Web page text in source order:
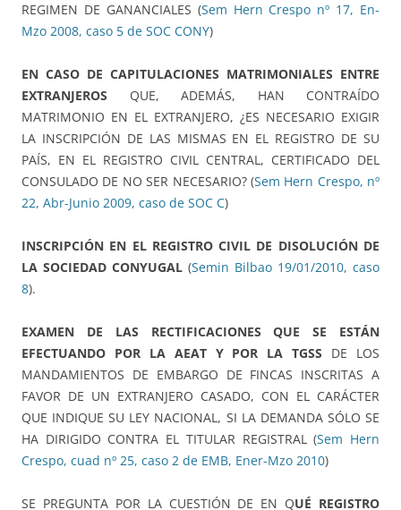
REGIMEN DE GANANCIALES (Sem Hern Crespo nº 17, En-
Mzo 2008, caso 5 de SOC CONY)
EN CASO DE CAPITULACIONES MATRIMONIALES ENTRE
EXTRANJEROS QUE, ADEMÁS, HAN CONTRAÍDO
MATRIMONIO EN EL EXTRANJERO, ¿ES NECESARIO EXIGIR
LA INSCRIPCIÓN DE LAS MISMAS EN EL REGISTRO DE SU
PAÍS, EN EL REGISTRO CIVIL CENTRAL, CERTIFICADO DEL
CONSULADO DE NO SER NECESARIO? (Sem Hern Crespo, nº
22, Abr-Junio 2009, caso de SOC C)
INSCRIPCIÓN EN EL REGISTRO CIVIL DE DISOLUCIÓN DE
LA SOCIEDAD CONYUGAL (Semin Bilbao 19/01/2010, caso
8).
EXAMEN DE LAS RECTIFICACIONES QUE SE ESTÁN
EFECTUANDO POR LA AEAT Y POR LA TGSS DE LOS
MANDAMIENTOS DE EMBARGO DE FINCAS INSCRITAS A
FAVOR DE UN EXTRANJERO CASADO, CON EL CARÁCTER
QUE INDIQUE SU LEY NACIONAL, SI LA DEMANDA SÓLO SE
HA DIRIGIDO CONTRA EL TITULAR REGISTRAL (Sem Hern
Crespo, cuad nº 25, caso 2 de EMB, Ener-Mzo 2010)
SE PREGUNTA POR LA CUESTIÓN DE EN QUÉ REGISTRO